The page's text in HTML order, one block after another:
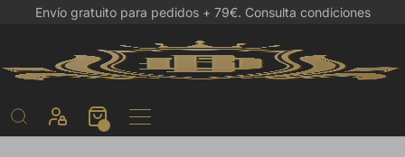
Envío gratuito para pedidos + 79€. Consulta condiciones